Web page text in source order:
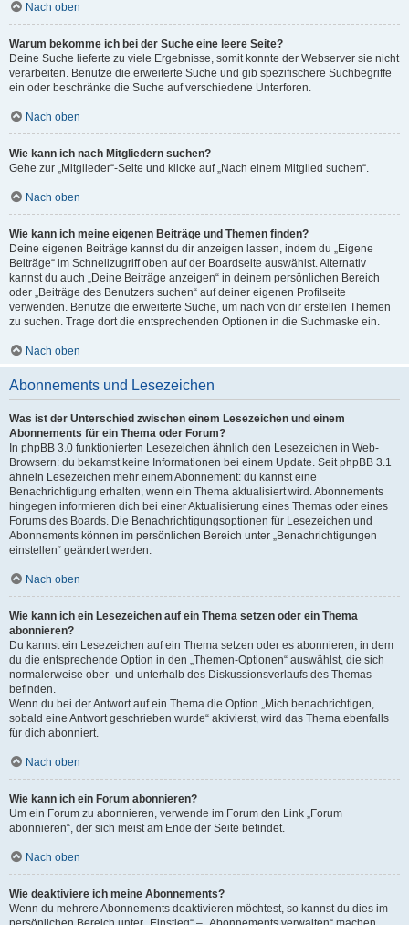
Nach oben
Warum bekomme ich bei der Suche eine leere Seite?
Deine Suche lieferte zu viele Ergebnisse, somit konnte der Webserver sie nicht
verarbeiten. Benutze die erweiterte Suche und gib spezifischere Suchbegriffe
ein oder beschränke die Suche auf verschiedene Unterforen.
Nach oben
Wie kann ich nach Mitgliedern suchen?
Gehe zur „Mitglieder“-Seite und klicke auf „Nach einem Mitglied suchen“.
Nach oben
Wie kann ich meine eigenen Beiträge und Themen finden?
Deine eigenen Beiträge kannst du dir anzeigen lassen, indem du „Eigene
Beiträge“ im Schnellzugriff oben auf der Boardseite auswählst. Alternativ
kannst du auch „Deine Beiträge anzeigen“ in deinem persönlichen Bereich
oder „Beiträge des Benutzers suchen“ auf deiner eigenen Profilseite
verwenden. Benutze die erweiterte Suche, um nach von dir erstellen Themen
zu suchen. Trage dort die entsprechenden Optionen in die Suchmaske ein.
Nach oben
Abonnements und Lesezeichen
Was ist der Unterschied zwischen einem Lesezeichen und einem
Abonnements für ein Thema oder Forum?
In phpBB 3.0 funktionierten Lesezeichen ähnlich den Lesezeichen in Web-
Browsern: du bekamst keine Informationen bei einem Update. Seit phpBB 3.1
ähneln Lesezeichen mehr einem Abonnement: du kannst eine
Benachrichtigung erhalten, wenn ein Thema aktualisiert wird. Abonnements
hingegen informieren dich bei einer Aktualisierung eines Themas oder eines
Forums des Boards. Die Benachrichtigungsoptionen für Lesezeichen und
Abonnements können im persönlichen Bereich unter „Benachrichtigungen
einstellen“ geändert werden.
Nach oben
Wie kann ich ein Lesezeichen auf ein Thema setzen oder ein Thema
abonnieren?
Du kannst ein Lesezeichen auf ein Thema setzen oder es abonnieren, in dem
du die entsprechende Option in den „Themen-Optionen“ auswählst, die sich
normalerweise ober- und unterhalb des Diskussionsverlaufs des Themas
befinden.
Wenn du bei der Antwort auf ein Thema die Option „Mich benachrichtigen,
sobald eine Antwort geschrieben wurde“ aktivierst, wird das Thema ebenfalls
für dich abonniert.
Nach oben
Wie kann ich ein Forum abonnieren?
Um ein Forum zu abonnieren, verwende im Forum den Link „Forum
abonnieren“, der sich meist am Ende der Seite befindet.
Nach oben
Wie deaktiviere ich meine Abonnements?
Wenn du mehrere Abonnements deaktivieren möchtest, so kannst du dies im